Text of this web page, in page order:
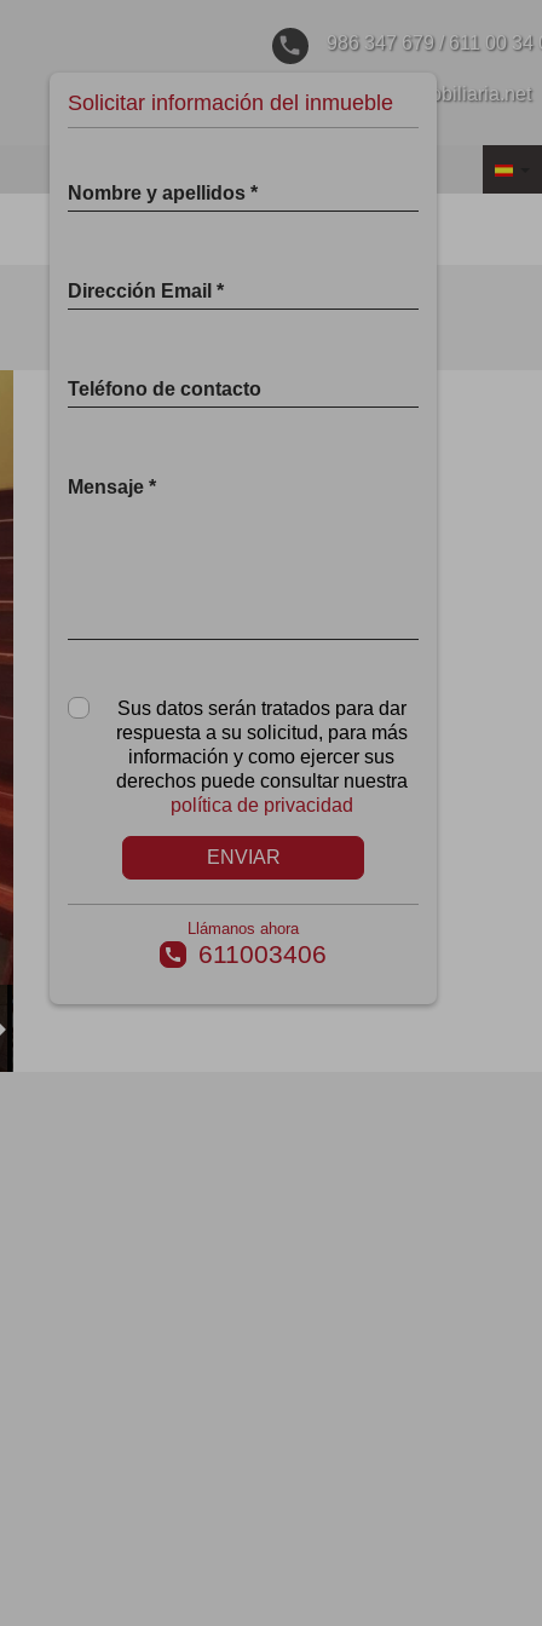
phone 986 347 679 / 611 00 34
email m2@m2inmobiliaria.net
Solicitar información del inmueble
Nombre y apellidos *
Dirección Email *
Teléfono de contacto
Mensaje *
Sus datos serán tratados para dar
respuesta a su solicitud, para más
información y como ejercer sus
derechos puede consultar nuestra
política de privacidad
ENVIAR
Llámanos ahora
call 611003406